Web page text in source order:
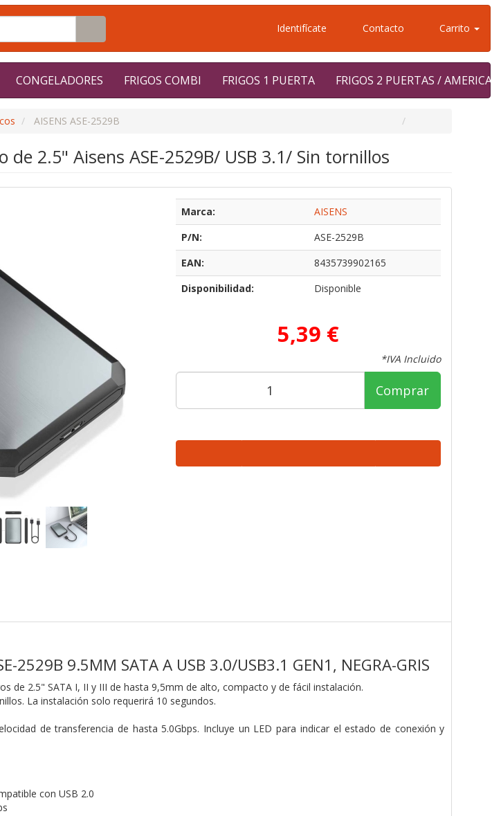
Identifícate Contacto Carrito
CONGELADORES FRIGOS COMBI FRIGOS 1 PUERTA FRIGOS 2 PUERTAS /
AISENS ASE-2529B
2.5" Aisens ASE-2529B/ USB 3.1/ Sin tornillos
Marca:
AISENS
P/N:
ASE-2529B
EAN:
8435739902165
Disponibilidad:
Disponible
5,39 €
*IVA Incluido
Comprar
2529B 9.5MM SATA A USB 3.0/USB3.1 GEN1, NEGRA-GRIS
de 2.5" SATA I, II y III de hasta 9,5mm de alto, compacto y de fácil instalación.
La instalación solo requerirá 10 segundos.
de transferencia de hasta 5.0Gbps. Incluye un LED para indicar el estado de conexión y
con USB 2.0